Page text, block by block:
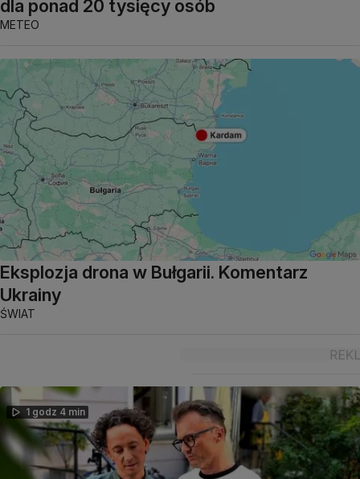
dla ponad 20 tysięcy osób
METEO
Eksplozja drona w Bułgarii. Komentarz
Ukrainy
ŚWIAT
1 godz 4 min